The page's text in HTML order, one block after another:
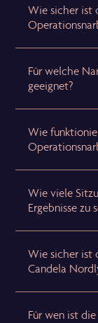
Wie sicher ist
Für welche
geeignet?
Wie
Wie viele
Ergebnisse zu
Wie sicher ist
Candela
Für wen ist